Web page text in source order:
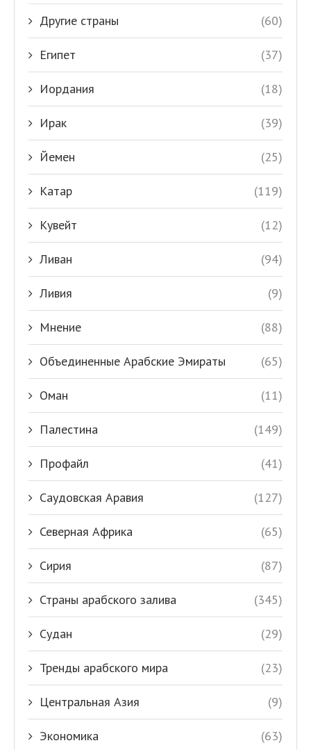
Другие страны (60)
Египет (37)
Иордания (18)
Ирак (39)
Йемен (25)
Катар (119)
Кувейт (12)
Ливан (94)
Ливия (9)
Мнение (88)
Объединенные Арабские Эмираты (65)
Оман (11)
Палестина (149)
Профайл (41)
Саудовская Аравия (127)
Северная Африка (65)
Сирия (87)
Страны арабского залива (345)
Судан (29)
Тренды арабского мира (23)
Центральная Азия (9)
Экономика (63)